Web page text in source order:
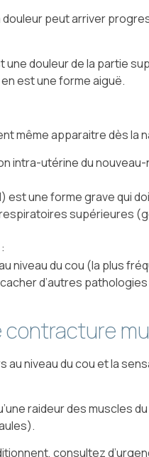
peut arriver
une douleur de la partie
est une forme aiguë.
même apparaitre dès la
intra-utérine du
est une forme grave qui
supérieures
niveau du cou (la plus
d’autres
niveau du cou et la
raideur des muscles
consultez